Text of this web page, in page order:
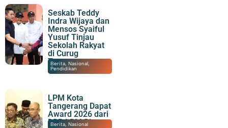
Seskab Teddy
Indra Wijaya dan
Mensos Syaiful
Yusuf Tinjau
Sekolah Rakyat
di Curug
Tangerang
08/08/2026|19:57
Berita,Nasional,
Pendidikan
LPM Kota
Tangerang Dapat
Award 2026 dari
DPP LPM RI
08/08/2026|17:40
Berita,Nasional